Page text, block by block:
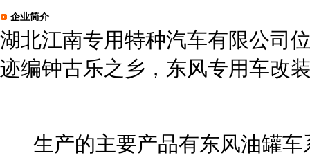
企业简介
湖北江南专用特种汽车有限公司
迹编钟古乐之乡，东风专用车改
生产的主要产品有东风油罐车